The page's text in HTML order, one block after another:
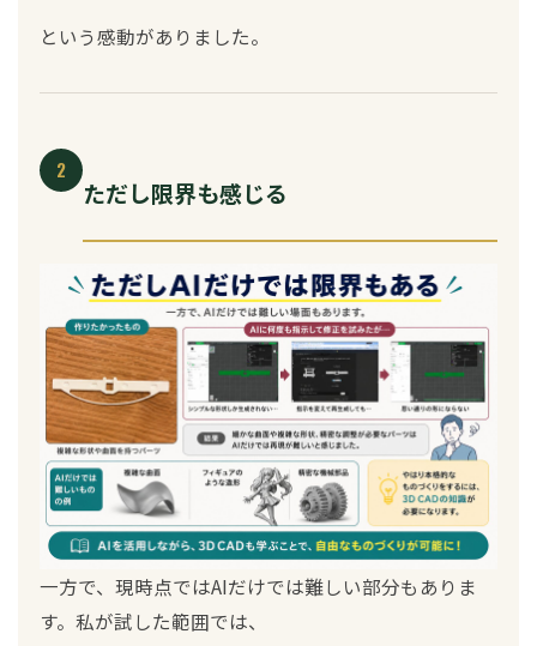
という感動がありました。
2
ただし限界も感じる
一方で、現時点ではAIだけでは難しい部分もありま
す。私が試した範囲では、